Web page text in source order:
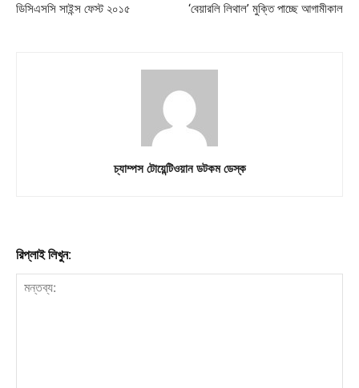
ডিসিএসসি সাইন্স ফেস্ট ২০১৫ ‘বেয়ারলি লিথাল’ মুক্তি পাচ্ছে আগামীকাল
চ্যাম্পস টোয়েন্টিওয়ান ডটকম ডেস্ক
রিপ্লাই লিখুন: